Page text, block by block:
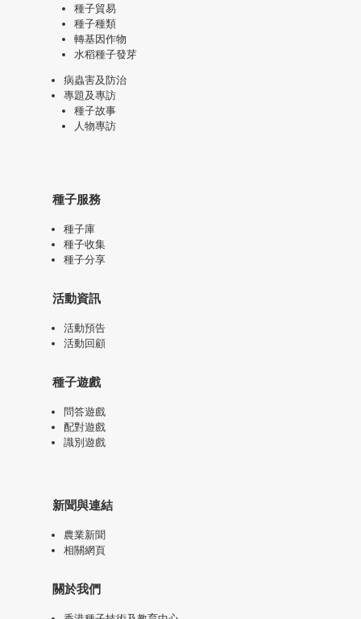
種子貿易
種子種類
轉基因作物
水稻種子發芽
病蟲害及防治
專題及專訪
種子故事
人物專訪
種子服務
種子庫
種子收集
種子分享
活動資訊
活動預告
活動回顧
種子遊戲
問答遊戲
配對遊戲
識別遊戲
新聞與連結
農業新聞
相關網頁
關於我們